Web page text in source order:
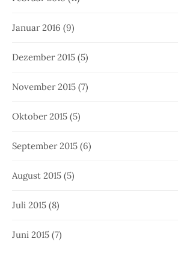
Januar 2016 (9)
Dezember 2015 (5)
November 2015 (7)
Oktober 2015 (5)
September 2015 (6)
August 2015 (5)
Juli 2015 (8)
Juni 2015 (7)